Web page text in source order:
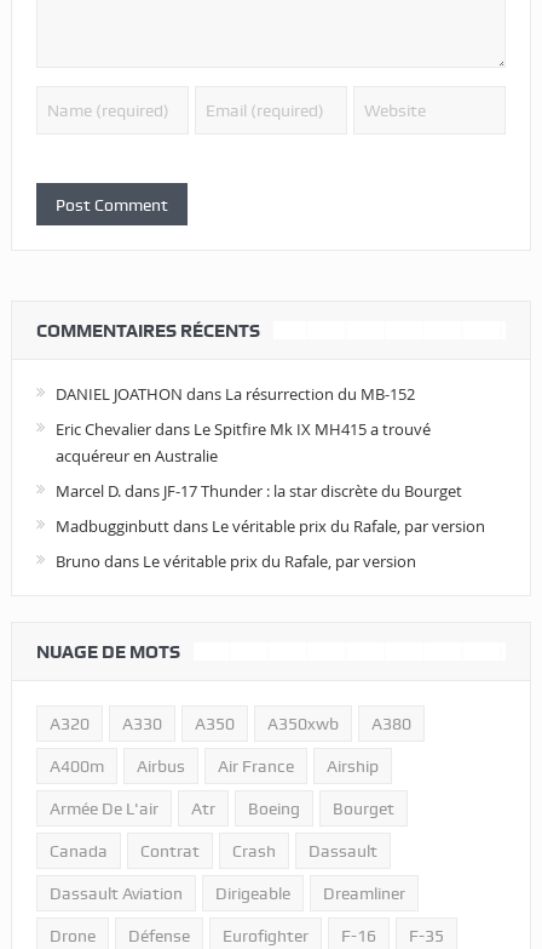
COMMENTAIRES RÉCENTS
DANIEL JOATHON dans La résurrection du MB-152
Eric Chevalierdans Le Spitfire Mk IX MH415 a trouvé
acquéreur en Australie
Marcel D.dans JF-17 Thunder : la star discrète du Bourget
Madbugginbuttdans Le véritable prix du Rafale, par version
Bruno dans Le véritable prix du Rafale, par version
NUAGE DE MOTS
A320 A330 A350 A350xwb A380
A400m Airbus Air France Airship
Armée De L'air Atr Boeing Bourget
Canada Contrat Crash Dassault
Dassault Aviation Dirigeable Dreamliner
Drone Défense Eurofighter F-16 F-35